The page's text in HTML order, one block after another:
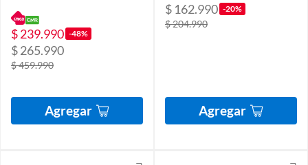
$ 239.990 -48%
$ 265.990
$ 459.990
Agregar
$ 162.990 -20%
$ 204.990
Agregar